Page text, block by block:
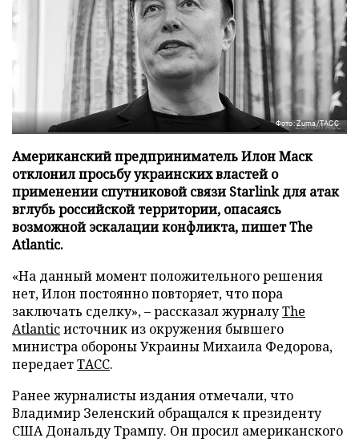
Фото: Zuma/ТАСС
Американский предприниматель Илон Маск
отклонил просьбу украинских властей о
применении спутниковой связи Starlink для атак
вглубь российской территории, опасаясь
возможной эскалации конфликта, пишет The
Atlantic.
«На данный момент положительного решения
нет, Илон постоянно повторяет, что пора
заключать сделку», – рассказал журналуThe
Atlanticисточник из окружения бывшего
министра обороны Украины Михаила Федорова,
передаетТАСС.
Ранее журналисты издания отмечали, что
Владимир Зеленский обращался к президенту
США Дональду Трампу. Он просил американского